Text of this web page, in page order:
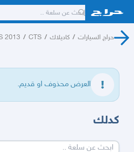
حراج السيارات / كاديلاك /
CTS
/
2013
العرض محذوف او قديم.
كدلك